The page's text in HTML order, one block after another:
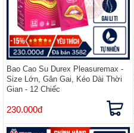
Bao Cao Su Durex Pleasuremax -
Size Lớn, Gân Gai, Kéo Dài Thời
Gian - 12 Chiếc
230.000đ